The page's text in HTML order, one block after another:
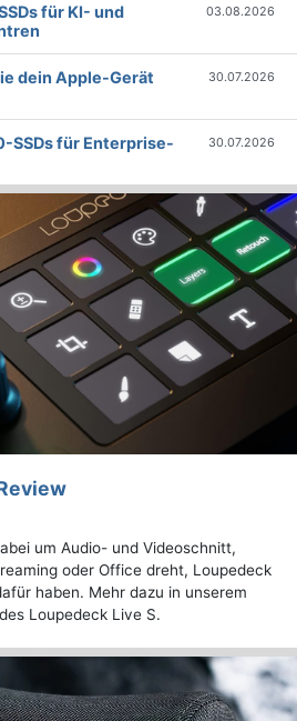
für KI- und
03.08.2026
dein Apple-Gerät
30.07.2026
SSDs für Enterprise-
30.07.2026
um Audio- und Videoschnitt,
oder Office dreht, Loupedeck
haben. Mehr dazu in unserem
Loupedeck Live S.